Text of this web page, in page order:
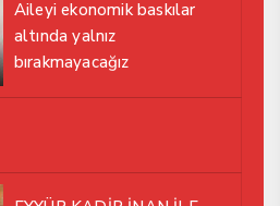
Aileyi ekonomik baskılar
altında yalnız
bırakmayacağız